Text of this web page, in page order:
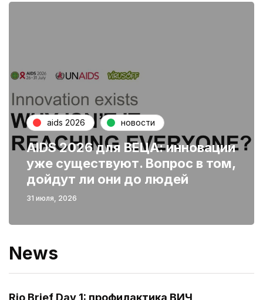
aids 2026 новости
AIDS 2026 для ВЕЦА: инновации
уже существуют. Вопрос в том,
дойдут ли они до людей
31 июля, 2026
News
Rio Brief Day 1: профилактика ВИЧ